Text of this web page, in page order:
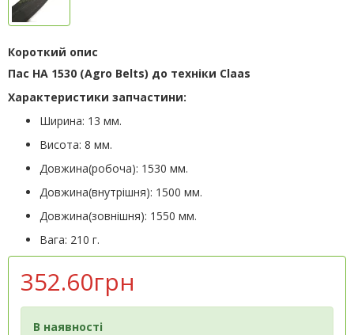
Короткий опис
Пас HA 1530 (Agro Belts) до техніки Claas
Характеристики запчастини:
Ширина: 13 мм.
Висота: 8 мм.
Довжина(робоча): 1530 мм.
Довжина(внутрішня): 1500 мм.
Довжина(зовнішня): 1550 мм.
Вага: 210 г.
352.60грн
В наявності